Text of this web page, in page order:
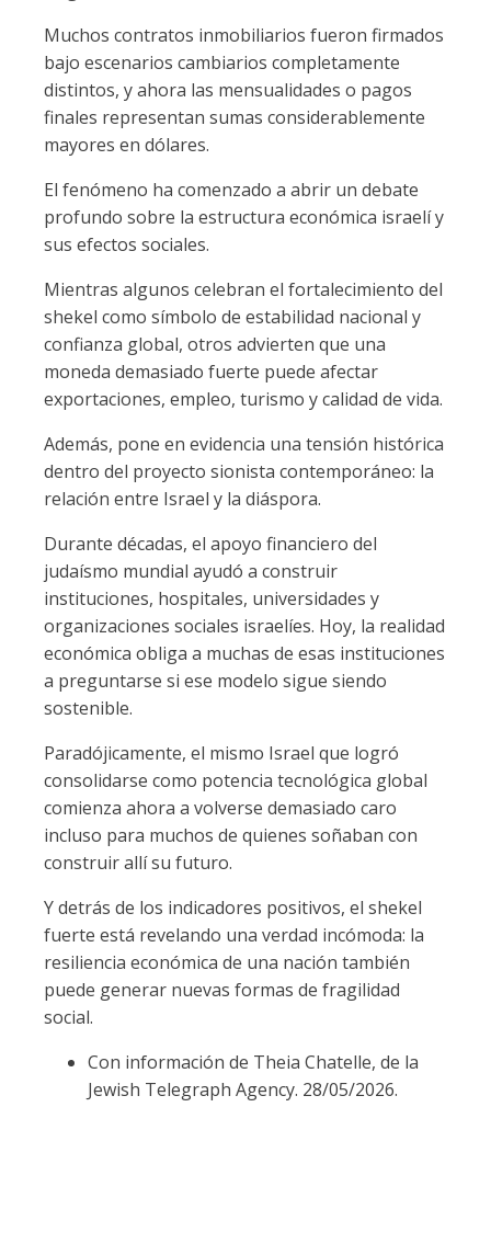
Muchos contratos inmobiliarios fueron firmados
bajo escenarios cambiarios completamente
distintos, y ahora las mensualidades o pagos
finales representan sumas considerablemente
mayores en dólares.
El fenómeno ha comenzado a abrir un debate
profundo sobre la estructura económica israelí y
sus efectos sociales.
Mientras algunos celebran el fortalecimiento del
shekel como símbolo de estabilidad nacional y
confianza global, otros advierten que una
moneda demasiado fuerte puede afectar
exportaciones, empleo, turismo y calidad de vida.
Además, pone en evidencia una tensión histórica
dentro del proyecto sionista contemporáneo: la
relación entre Israel y la diáspora.
Durante décadas, el apoyo financiero del
judaísmo mundial ayudó a construir
instituciones, hospitales, universidades y
organizaciones sociales israelíes. Hoy, la realidad
económica obliga a muchas de esas instituciones
a preguntarse si ese modelo sigue siendo
sostenible.
Paradójicamente, el mismo Israel que logró
consolidarse como potencia tecnológica global
comienza ahora a volverse demasiado caro
incluso para muchos de quienes soñaban con
construir allí su futuro.
Y detrás de los indicadores positivos, el shekel
fuerte está revelando una verdad incómoda: la
resiliencia económica de una nación también
puede generar nuevas formas de fragilidad
social.
Con información de Theia Chatelle, de la
Jewish Telegraph Agency. 28/05/2026.